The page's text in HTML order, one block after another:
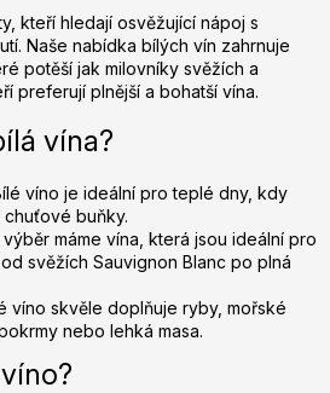
a
c
í
p
r
v
k
y
v
ý
p
i
s
u
kteří hledají osvěžující nápoj s
Naše nabídka bílých vín zahrnuje
potěší jak milovníky svěžích a
preferují plnější a bohatší vína.
vína?
víno je ideální pro teplé dny, kdy
buňky.
výběr máme vína, která jsou ideální pro
svěžích Sauvignon Blanc po plná
víno skvěle doplňuje ryby, mořské
nebo lehká masa.